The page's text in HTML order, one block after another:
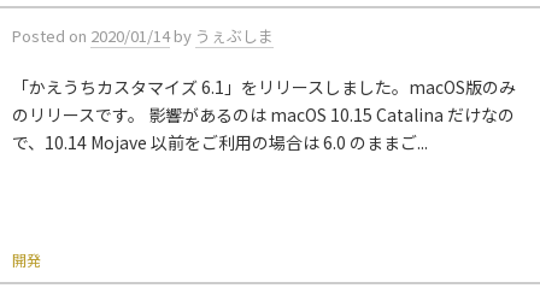
Posted on 2020/01/14 by うぇぶしま
「かえうちカスタマイズ 6.1」をリリースしました。macOS版のみ
のリリースです。 影響があるのは macOS 10.15 Catalina だけなの
で、10.14 Mojave 以前をご利用の場合は 6.0 のままご...
開発